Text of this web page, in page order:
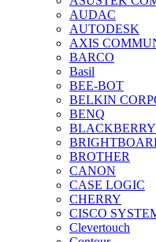
AUDAC
AUTODESK
AXIS
BARCO
Basil
BEE-BOT
BELKIN
BENQ
BLACKBERRY
BROTHER
CANON
CASE LOGIC
CHERRY
CISCO
Clevertouch